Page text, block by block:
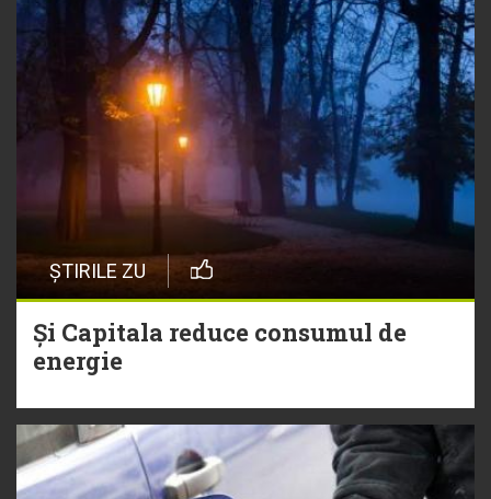
ȘTIRILE ZU
Și Capitala reduce consumul de
energie